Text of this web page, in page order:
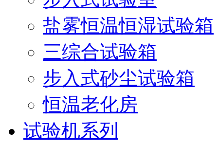
盐雾恒温恒湿试验箱
三综合试验箱
步入式砂尘试验箱
恒温老化房
试验机系列